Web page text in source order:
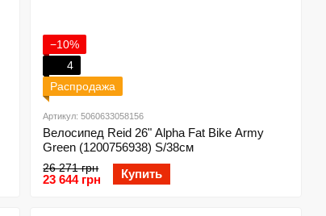
−10%
4
Распродажа
Артикул: 5060633058156
Велосипед Reid 26" Alpha Fat Bike Army
Green (1200756938) S/38см
26 271 грн
23 644 грн Купить